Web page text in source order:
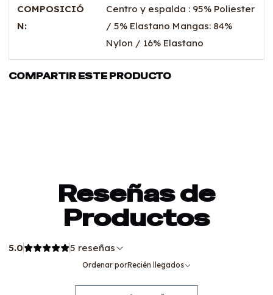
COMPOSICIÓ
N:
Centro y espalda : 95% Poliester
/ 5% Elastano Mangas: 84%
Nylon / 16% Elastano
COMPARTIR ESTE PRODUCTO
Reseñas de
Productos
5.0 5 reseñas
Ordenar porRecién llegados